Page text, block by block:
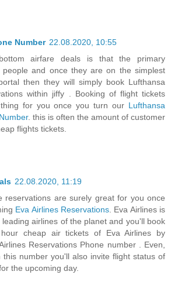
Number 22.08.2020, 10:55
airfare deals is that the primary
and once they are on the simplest
then they will simply book Lufthansa
within jiffy . Booking of flight tickets
for you once you turn our Lufthansa
. this is often the amount of customer
flights tickets.
22.08.2020, 11:19
reservations are surely great for you once
Eva Airlines Reservations. Eva Airlines is
airlines of the planet and you'll book
cheap air tickets of Eva Airlines by
Reservations Phone number . Even,
this number you'll also invite flight status of
the upcoming day.